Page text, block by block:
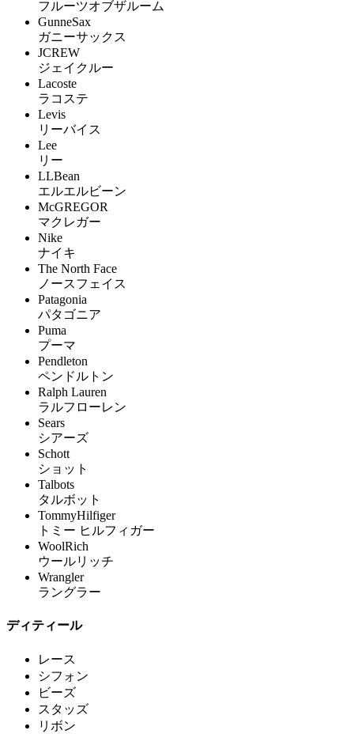
フルーツオブザルーム
GunneSax
ガニーサックス
JCREW
ジェイクルー
Lacoste
ラコステ
Levis
リーバイス
Lee
リー
LLBean
エルエルビーン
McGREGOR
マクレガー
Nike
ナイキ
The North Face
ノースフェイス
Patagonia
パタゴニア
Puma
プーマ
Pendleton
ペンドルトン
Ralph Lauren
ラルフローレン
Sears
シアーズ
Schott
ショット
Talbots
タルボット
TommyHilfiger
トミー ヒルフィガー
WoolRich
ウールリッチ
Wrangler
ラングラー
ディティール
レース
シフォン
ビーズ
スタッズ
リボン